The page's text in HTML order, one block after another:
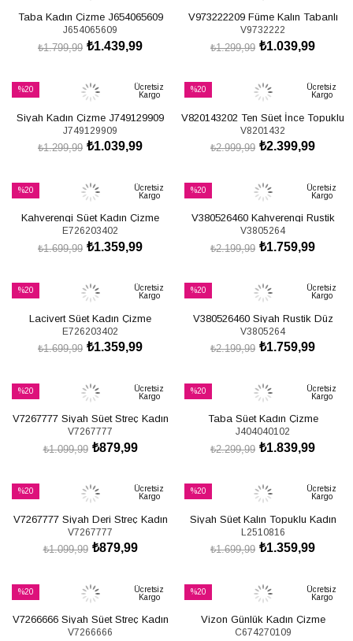
%20İndirim
Taba Kadın Çizme J654065609
J654065609
₺1.439,99
₺1.799,99
%20İndirim
V973222209 Füme Kalın Tabanlı
Kadın Binici Çizmesi
V9732222
₺1.039,99
₺1.299,99
%20
%20İndirim
Ücretsiz
Kargo
Siyah Kadın Çizme J749129909
J749129909
₺1.039,99
₺1.299,99
%20
%20İndirim
Ücretsiz
Kargo
V820143202 Ten Süet İnce Topuklu
Klasik Kadın Çizme
V8201432
₺2.399,99
₺2.999,99
%20
%20İndirim
Ücretsiz
Kargo
Kahverengi Süet Kadın Çizme
E726203402
E726203402
₺1.359,99
₺1.699,99
%20
%20İndirim
Ücretsiz
Kargo
V380526460 Kahverengi Rustik
Düz Taban Fermuar Detaylı Kadın
Çizme
V3805264
₺1.759,99
₺2.199,99
%20
%20İndirim
Ücretsiz
Kargo
Lacivert Süet Kadın Çizme
E726203402
E726203402
₺1.359,99
₺1.699,99
%20
%20İndirim
Ücretsiz
Kargo
V380526460 Siyah Rustik Düz
Taban Fermuar Detaylı Kadın
Çizme
V3805264
₺1.759,99
₺2.199,99
%20
%20İndirim
Ücretsiz
Kargo
V7267777 Siyah Süet Streç Kadın
Çizme
V7267777
₺879,99
₺1.099,99
%20
%20İndirim
Ücretsiz
Kargo
Taba Süet Kadın Çizme
J404040102
J404040102
₺1.839,99
₺2.299,99
%20
%20İndirim
Ücretsiz
Kargo
V7267777 Siyah Deri Streç Kadın
Çizme
V7267777
₺879,99
₺1.099,99
%20
%20İndirim
Ücretsiz
Kargo
Siyah Süet Kalın Topuklu Kadın
Çizme L251081602
L2510816
₺1.359,99
₺1.699,99
%20
%20İndirim
Ücretsiz
Kargo
V7266666 Siyah Süet Streç Kadın
Çizme
V7266666
%20
%20İndirim
Ücretsiz
Kargo
Vizon Günlük Kadın Çizme
C674270109
C674270109